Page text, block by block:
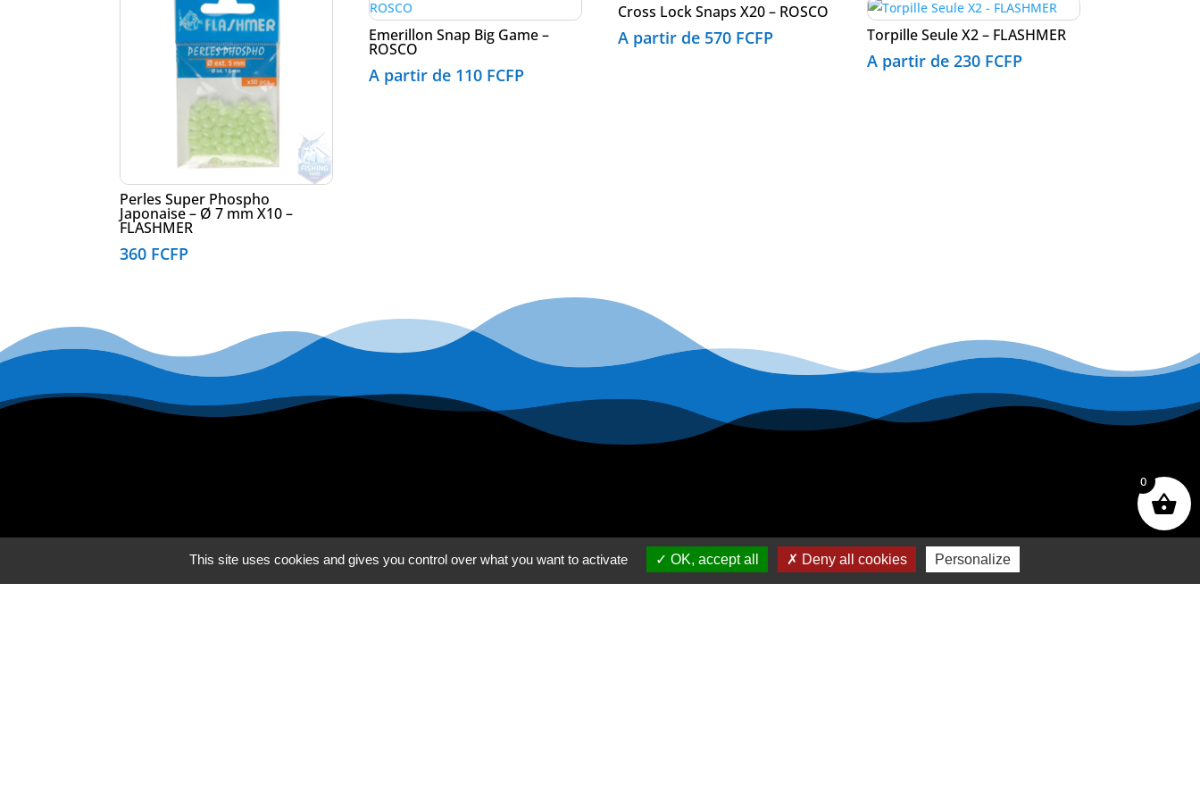
Perles Super Phospho
Japonaise – Ø 7 mm X10 –
FLASHMER
360 FCFP
Emerillon Snap Big Game –
ROSCO
A partir de 110 FCFP
Cross Lock Snaps X20 – ROSCO
A partir de 570 FCFP Torpille Seule X2 – FLASHMER
A partir de230 FCFP
MA BOUTIQUE INFORMATIONS CONTACT
0
This site uses cookies and gives you control over what you want to activate OK, accept all Deny all cookies Personalize